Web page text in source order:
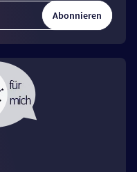
Abonnieren